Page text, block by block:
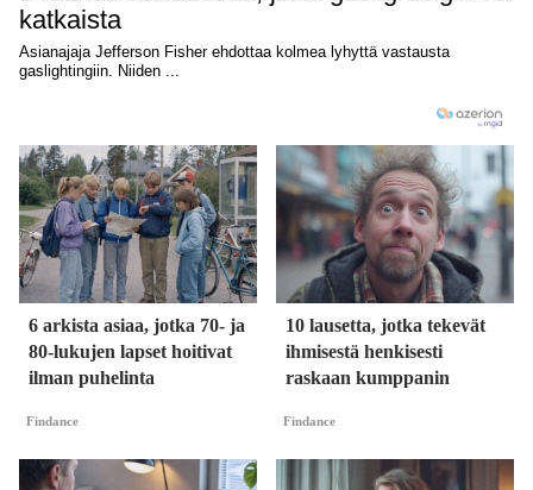
6 arkista asiaa, jotka 70- ja
80-lukujen lapset hoitivat
ilman puhelinta
Findance
10 lausetta, jotka tekevät
ihmisestä henkisesti
raskaan kumppanin
Findance